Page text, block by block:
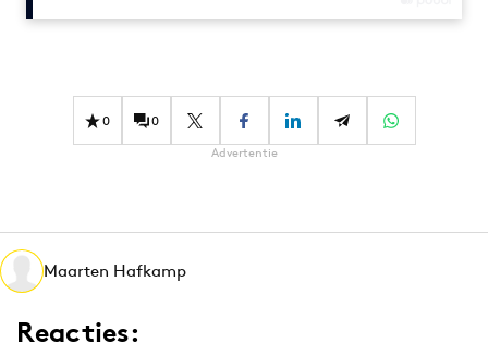
Effectiviteit
Interne communicatie
Martech
Merkstrategie
0 0
Advertentie
Maarten Hafkamp
Reacties: